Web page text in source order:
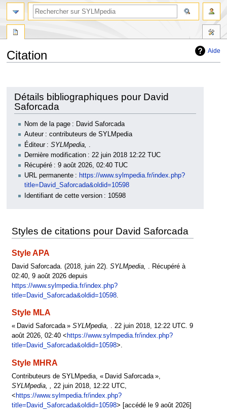
Aide
Citation
navigation
recherche
Détails bibliographiques pour David
Saforcada
Nom de la page : David Saforcada
Auteur : contributeurs de SYLMpedia
Éditeur : SYLMpedia,
Dernière modification : 22 juin 2018 12:22 TUC
Récupéré : 9 août 2026, 02:40 TUC
URL permanente : https://www.sylmpedia.fr/index.php?
title=David_Saforcada&oldid=10598
Identifiant de cette version : 10598
Styles de citations pour David Saforcada
Style APA
David Saforcada. (2018, juin 22). SYLMpedia, . Récupéré à
02:40, 9 août 2026 depuis
https://www.sylmpedia.fr/index.php?
title=David_Saforcada&oldid=10598.
Style MLA
« David Saforcada » SYLMpedia, . 22 juin 2018, 12:22 UTC. 9
août 2026, 02:40 < https://www.sylmpedia.fr/index.php?
title=David_Saforcada&oldid=10598>.
Style MHRA
Contributeurs de SYLMpedia, « David Saforcada »,
SYLMpedia, ,
22 juin 2018, 12:22 UTC,
< https://www.sylmpedia.fr/index.php?
title=David_Saforcada&oldid=10598> [accédé le 9 août 2026]